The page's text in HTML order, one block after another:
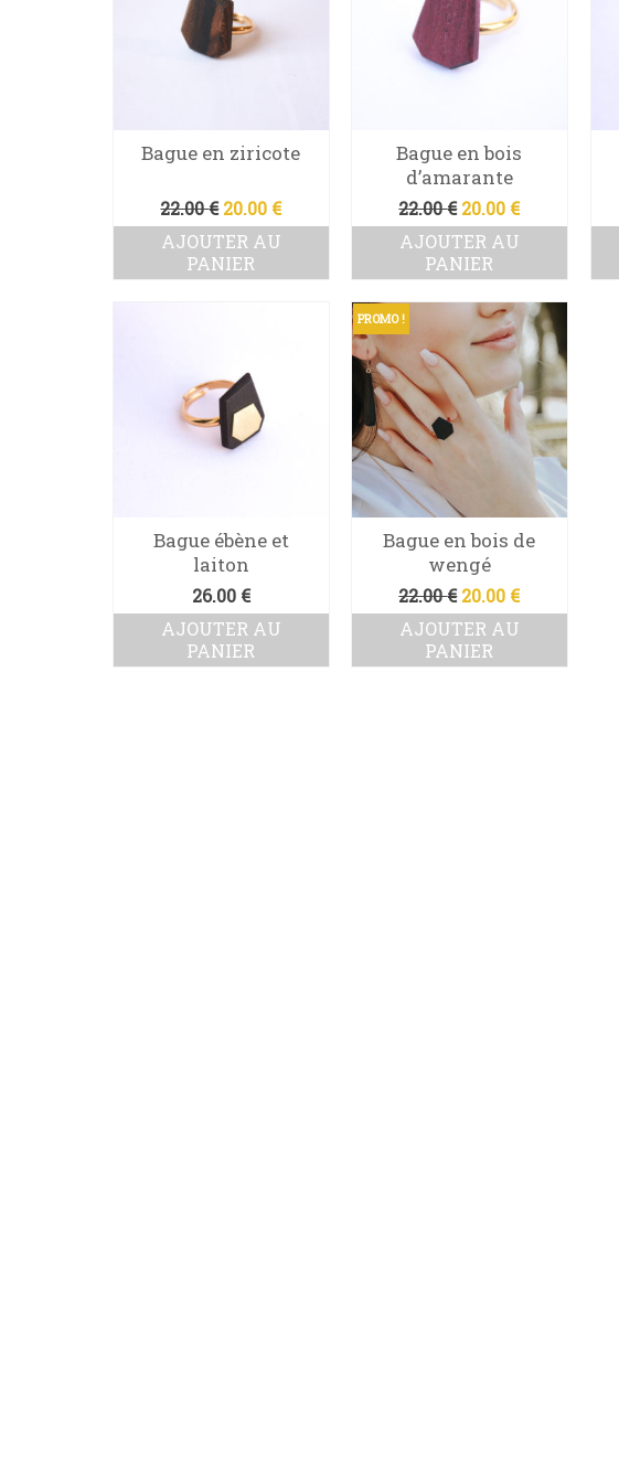
Bague en ziricote
22.00€ Le
prix
initial
était :
20.00 €Le
prix
AJOUTER AU
PANIER
Bague en bois
d’amarante
22.00€ Le
prix
initial
était :
20.00 €Le
prix
AJOUTER AU
PANIER
Bague ébène et
laiton
26.00 €
AJOUTER AU
PANIER
PROMO !
Bague en bois de
wengé
22.00€ Le
prix
initial
était :
20.00 €Le
prix
AJOUTER AU
PANIER